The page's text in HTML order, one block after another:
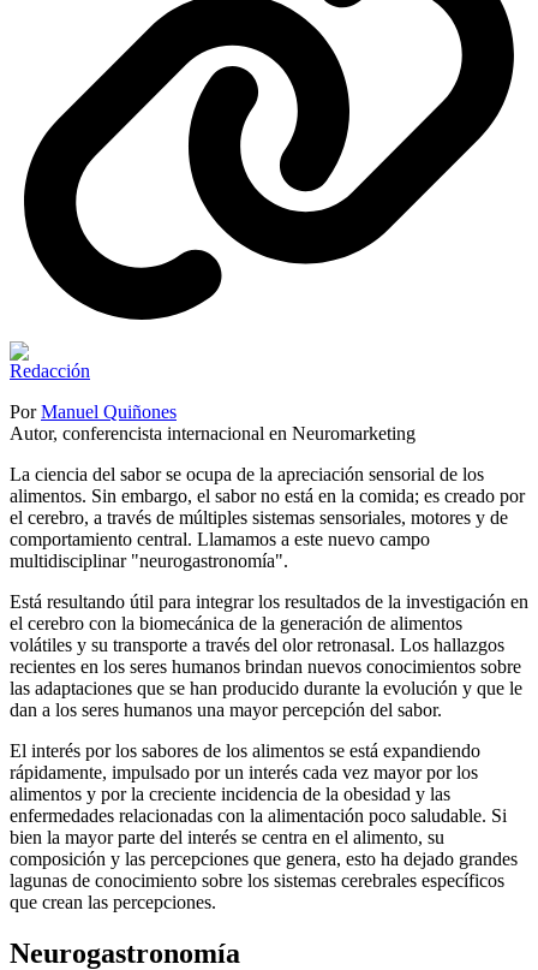
PorManuel Quiñones
Autor, conferencista internacional en Neuromarketing
La ciencia del sabor se ocupa de la apreciación sensorial de los
alimentos. Sin embargo, el sabor no está en la comida; es creado por
el cerebro, a través de múltiples sistemas sensoriales, motores y de
comportamiento central. Llamamos a este nuevo campo
multidisciplinar "neurogastronomía".
Está resultando útil para integrar los resultados de la investigación en
el cerebro con la biomecánica de la generación de alimentos
volátiles y su transporte a través del olor retronasal. Los hallazgos
recientes en los seres humanos brindan nuevos conocimientos sobre
las adaptaciones que se han producido durante la evolución y que le
dan a los seres humanos una mayor percepción del sabor.
El interés por los sabores de los alimentos se está expandiendo
rápidamente, impulsado por un interés cada vez mayor por los
alimentos y por la creciente incidencia de la obesidad y las
enfermedades relacionadas con la alimentación poco saludable. Si
bien la mayor parte del interés se centra en el alimento, su
composición y las percepciones que genera, esto ha dejado grandes
lagunas de conocimiento sobre los sistemas cerebrales específicos
que crean las percepciones.
Neurogastronomía